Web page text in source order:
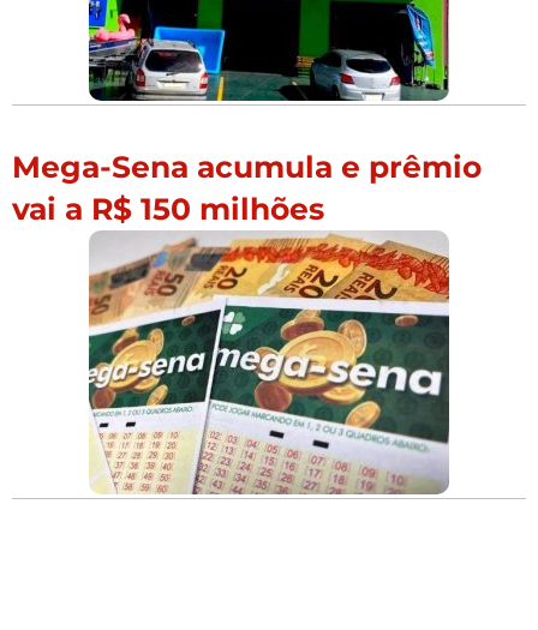
Mega-Sena acumula e prêmio
vai a R$ 150 milhões